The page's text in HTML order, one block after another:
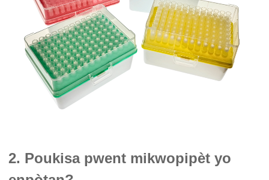
2. Poukisa pwent mikwopipèt yo